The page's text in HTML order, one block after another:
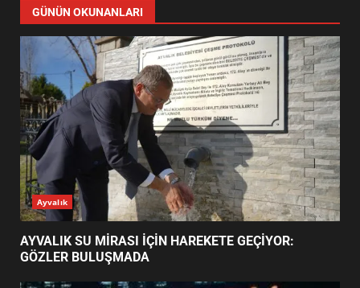
6
TURNUVASI KAYITLARI NEYİ
DEĞİŞTİRİYOR?
7
BURHANİYE BELEDİYESPOR’DA
YENİ YÖNETİM NASIL
ŞEKİLLENDİ?
1
AYVALIK SU MİRASI İÇİN
HAREKETE GEÇİYOR: GÖZLER
BULUŞMADA
GÜNÜN OKUNANLARI
Ayvalık
AYVALIK SU MİRASI İÇİN HAREKETE GEÇİYOR:
GÖZLER BULUŞMADA